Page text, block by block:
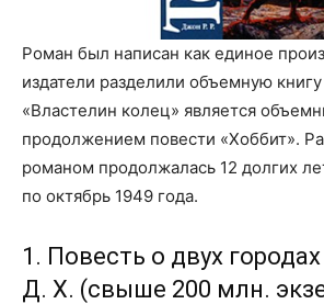
Роман был написан как единое
издатели разделили объемную
«Властелин колец» является
продолжением повести «Хоббит».
романом продолжалась 12 долгих
по октябрь 1949 года.
1. Повесть о двух
Д. Х. (свыше 200 млн.